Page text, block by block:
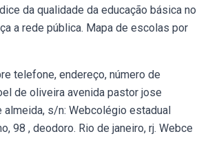
da qualidade da educação básica no
a rede pública. Mapa de escolas por
telefone, endereço, número de
de oliveira avenida pastor jose
almeida, s/n: Webcolégio estadual
98 , deodoro. Rio de janeiro, rj. Webce